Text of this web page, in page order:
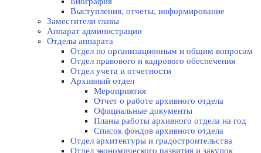
Выступления, отчеты, информирование
Заместители главы
Аппарат администрации
Отделы аппарата
Отдел по организационным и общим вопросам
Отдел правового и кадрового обеспечения
Отдел учета и отчетности
Архивный отдел
Мероприятия
Отчет о работе архивного отдела
Официальные документы
Планы работы архивного отдела на год
Список фондов архивного отдела
Отдел архитектуры и градостроительства
Отдел экономического развития и закупок